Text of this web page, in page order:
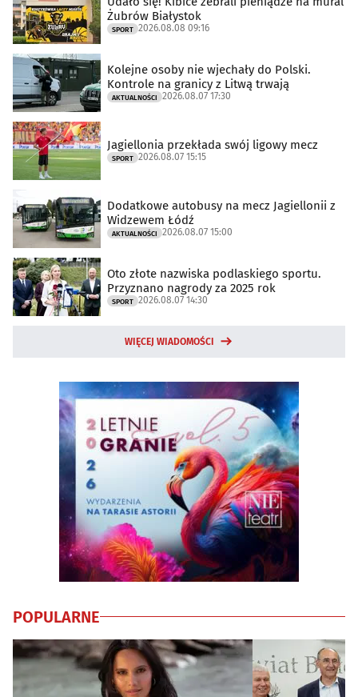
Żubrów Białystok
SPORT 2026.08.08 09:16
Kolejne osoby nie wjechały do Polski.
Kontrole na granicy z Litwą trwają
AKTUALNOŚCI 2026.08.07 17:30
Jagiellonia przekłada swój ligowy mecz
SPORT 2026.08.07 15:15
Dodatkowe autobusy na mecz Jagiellonii z
Widzewem Łódź
AKTUALNOŚCI 2026.08.07 15:00
Oto złote nazwiska podlaskiego sportu.
Przyznano nagrody za 2025 rok
SPORT 2026.08.07 14:30
WIĘCEJ WIADOMOŚCI
POPULARNE